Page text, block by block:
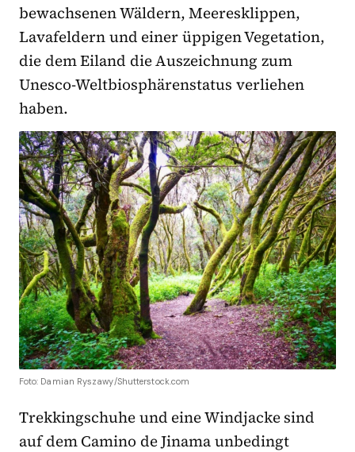
bewachsenen Wäldern, Meeresklippen,
Lavafeldern und einer üppigen Vegetation,
die dem Eiland die Auszeichnung zum
Unesco-Weltbiosphärenstatus verliehen
haben.
Foto: Damian Ryszawy/Shutterstock.com
Trekkingschuhe und eine Windjacke sind
auf dem Camino de Jinama unbedingt